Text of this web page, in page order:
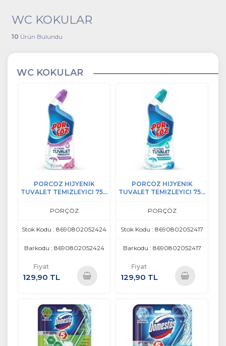
WC KOKULAR
10 Ürün Bulundu
WC KOKULAR
PORCOZ HIJYENIK
TUVALET TEMIZLEYICI 750
PORÇÖZ
Stok Kodu : 8690802052424
Barkodu : 8690802052424
Fiyat
129,90 TL
Ekle
PORCOZ HIJYENIK
TUVALET TEMIZLEYICI 750
PORÇÖZ
Stok Kodu : 8690802052417
Barkodu : 8690802052417
Fiyat
129,90 TL
Ekle